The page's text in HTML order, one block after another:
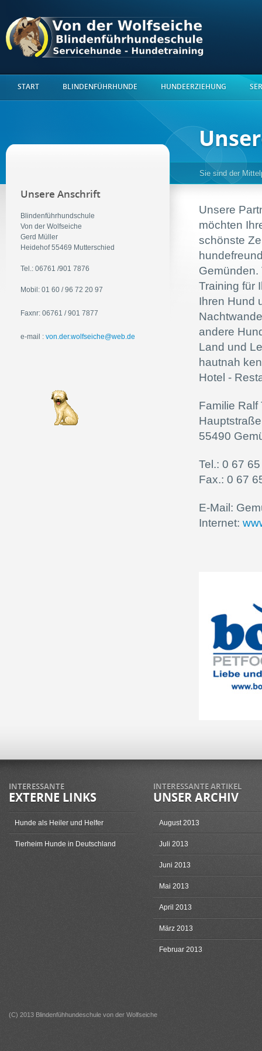
START BLINDENFÜHRHUNDE HUNDEERZIEHUNG
Sie sind der
Unsere Anschrift
Blindenführhundschule
Von der Wolfseiche
Gerd Müller
Heidehof 55469 Mutterschied
Tel.: 06761 /901 7876
Mobil: 01 60 / 96 72 20 97
Faxnr: 06761 / 901 7877
e-mail : von.der.wolfseiche@web.de
Unsere
möchten
schönste
Gemünden.
Training für
Ihren Hund
andere
Land und
hautnah
Hotel -
Familie Ralf
55490
Tel.: 0 67
Fax.: 0 67
E-Mail:
Internet:
INTERESSANTE
EXTERNE LINKS
Hunde als Heiler und Helfer
Tierheim Hunde in Deutschland
INTERESSANTE ARTIKEL
UNSER ARCHIV
August 2013
Juli 2013
Juni 2013
Mai 2013
April 2013
März 2013
Februar 2013
(C) 2013 Blindenfühhundeschule von der Wolfseiche